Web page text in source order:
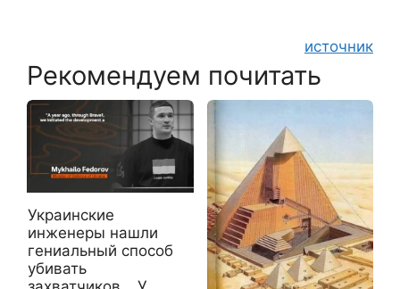
источник
Рекомендуем почитать
Украинские
инженеры нашли
гениальный способ
убивать